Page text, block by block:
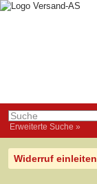
Erweiterte Suche »
Widerruf einleiten